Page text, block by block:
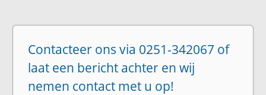
Contacteer ons via 0251-342067 of
laat een bericht achter en wij
nemen contact met u op!